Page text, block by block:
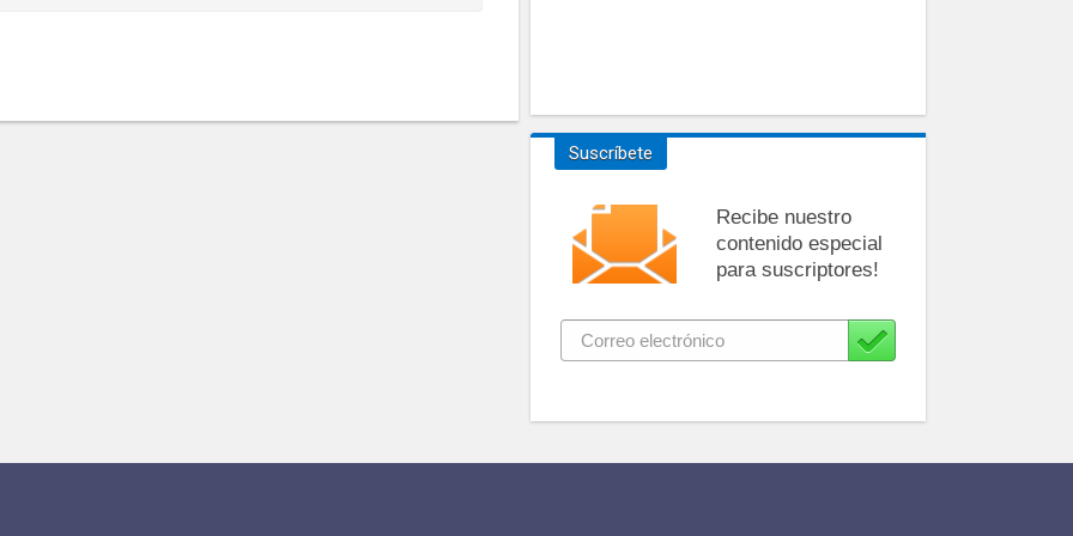
Suscríbete
Recibe nuestro
contenido especial
para suscriptores!